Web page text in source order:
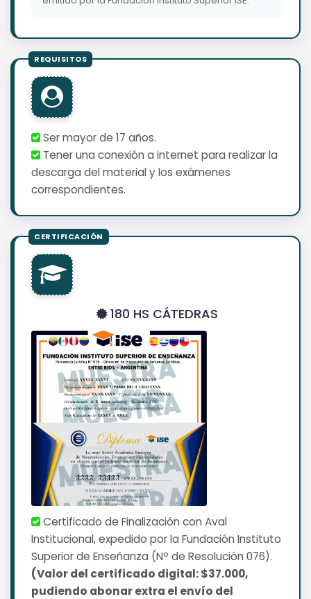
Ser mayor de 17 años.
Tener una conexión a internet para realizar la
descarga del material y los exámenes
correspondientes.
180 HS CÁTEDRAS
Certificado de Finalización con Aval
Institucional, expedido por la Fundación Instituto
Superior de Enseñanza (Nº de Resolución 076).
(Valor del certificado digital: $37.000,
pudiendo abonar extra el envío del